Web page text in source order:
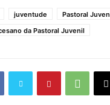
juventude
Pastoral
da Pastoral Juvenil